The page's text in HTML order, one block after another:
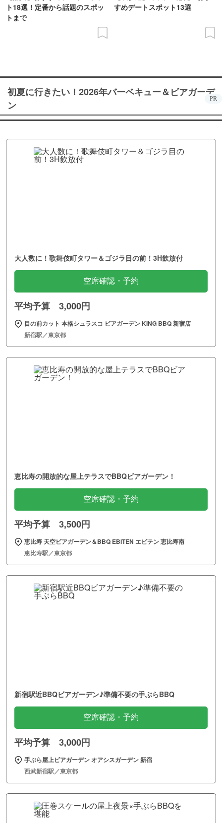
ト18選！定番から話題のスポッ
トまで
すめデートスポット13選
初夏に行きたい！2026年バーベキュー＆ビアガーデ
ン
PR
大人数に！歌舞伎町タワー＆ゴジラ目の前！3H飲放付
空席確認・予約
平均予算 3,000円
目の前カット 本格シュラスコ ビアガーデン KING BBQ 新宿店
新宿駅／東京都
恵比寿の開放的な屋上テラスでBBQビアガーデン！
空席確認・予約
平均予算 3,500円
恵比寿 天空ビアガーデン＆BBQ EBITEN エビテン 恵比寿南
恵比寿駅／東京都
新宿駅近BBQビアガーデン♪準備不要の手ぶらBBQ
空席確認・予約
平均予算 3,000円
手ぶら屋上ビアガーデン オアシスガーデン 新宿
西武新宿駅／東京都